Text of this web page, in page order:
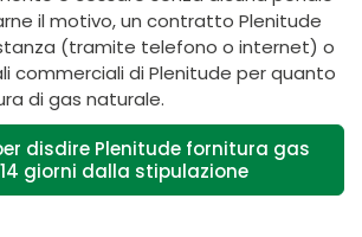
il motivo, un contratto Plenitude
(tramite telefono o internet) o
commerciali di Plenitude per quanto
di gas naturale.
disdire Plenitude fornitura gas
giorni dalla stipulazione